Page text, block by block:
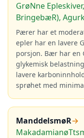
GrøNne
BringebæR),
Pærer har et
epler har en lavere
porsjon. Bær har en
glykemisk
lavere
sprøhet med
ManddelsmøR→